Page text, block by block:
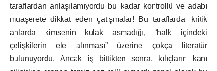
taraflardan anlaşılamıyordu bu kadar kontrollü ve adabı
muaşerete dikkat eden çatışmalar! Bu taraflarda, kritik
anlarda kimsenin kulak asmadığı, “halk içindeki
çelişkilerin ele alınması” üzerine çokça literatür
bulunuyordu. Ancak iş bittikten sonra, kılıçların kanı